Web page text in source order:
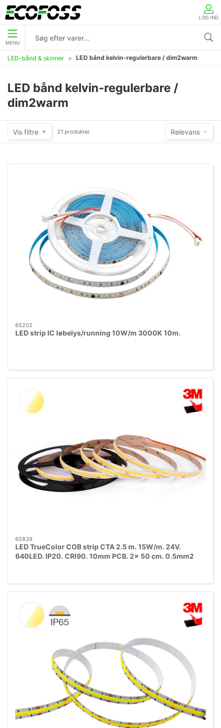
LOG IND
MENU
LED-bånd & skinner LED bånd kelvin-regulerbare / dim2warm
LED bånd kelvin-regulerbare /
dim2warm
Vis filtre 21 produkter Relevans
65202
LED strip IC løbelys/running 10W/m 3000K 10m.
65839
LED TrueColor COB strip CTA 2.5 m. 15W/m. 24V.
640LED. IP20. CRI90. 10mm PCB. 2x 50 cm. 0.5mm2